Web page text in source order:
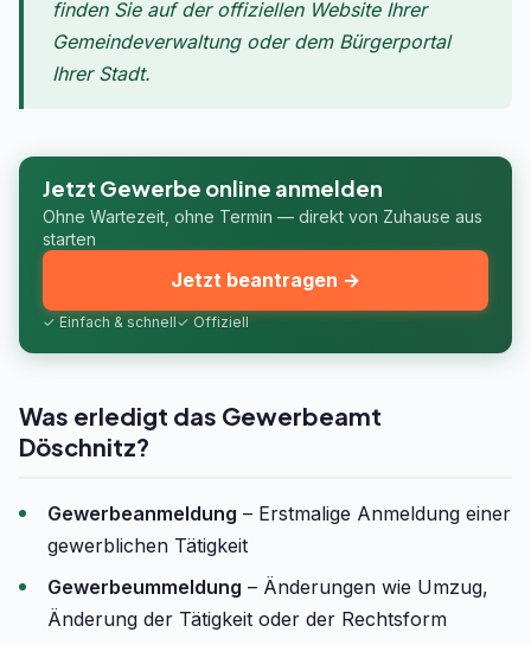
finden Sie auf der offiziellen Website Ihrer
Gemeindeverwaltung oder dem Bürgerportal
Ihrer Stadt.
Jetzt Gewerbe online anmelden
Ohne Wartezeit, ohne Termin — direkt von Zuhause aus
starten
✓ Einfach & schnell✓ Offiziell
Jetzt beantragen →
Was erledigt das Gewerbeamt
Döschnitz?
Gewerbeanmeldung – Erstmalige Anmeldung einer
gewerblichen Tätigkeit
Gewerbeummeldung – Änderungen wie Umzug,
Änderung der Tätigkeit oder der Rechtsform